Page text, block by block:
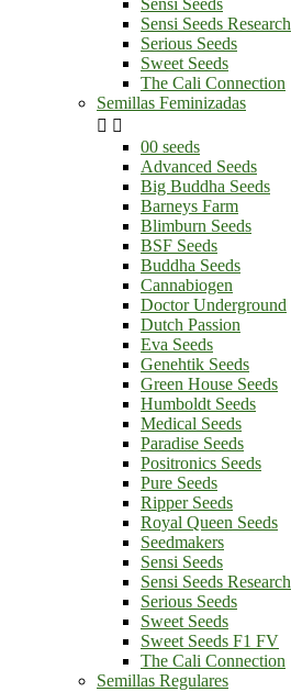
Sensi Seeds Research
Serious Seeds
Sweet Seeds
The Cali Connection
Semillas Feminizadas
 
00 seeds
Advanced Seeds
Big Buddha Seeds
Barneys Farm
Blimburn Seeds
BSF Seeds
Buddha Seeds
Cannabiogen
Doctor Underground
Dutch Passion
Eva Seeds
Genehtik Seeds
Green House Seeds
Humboldt Seeds
Medical Seeds
Paradise Seeds
Positronics Seeds
Pure Seeds
Ripper Seeds
Royal Queen Seeds
Seedmakers
Sensi Seeds
Sensi Seeds Research
Serious Seeds
Sweet Seeds
Sweet Seeds F1 FV
The Cali Connection
Semillas Regulares